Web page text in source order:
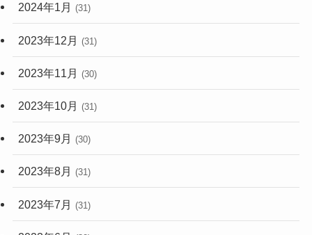
2024年1月 (31)
2023年12月 (31)
2023年11月 (30)
2023年10月 (31)
2023年9月 (30)
2023年8月 (31)
2023年7月 (31)